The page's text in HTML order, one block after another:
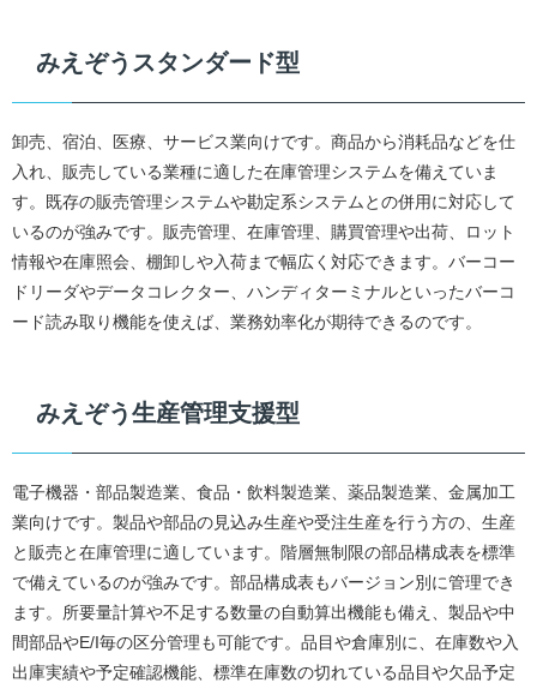
みえぞうスタンダード型
卸売、宿泊、医療、サービス業向けです。商品から消耗品などを仕
入れ、販売している業種に適した在庫管理システムを備えていま
す。既存の販売管理システムや勘定系システムとの併用に対応して
いるのが強みです。販売管理、在庫管理、購買管理や出荷、ロット
情報や在庫照会、棚卸しや入荷まで幅広く対応できます。バーコー
ドリーダやデータコレクター、ハンディターミナルといったバーコ
ード読み取り機能を使えば、業務効率化が期待できるのです。
みえぞう生産管理支援型
電子機器・部品製造業、食品・飲料製造業、薬品製造業、金属加工
業向けです。製品や部品の見込み生産や受注生産を行う方の、生産
と販売と在庫管理に適しています。階層無制限の部品構成表を標準
で備えているのが強みです。部品構成表もバージョン別に管理でき
ます。所要量計算や不足する数量の自動算出機能も備え、製品や中
間部品やE/I毎の区分管理も可能です。品目や倉庫別に、在庫数や入
出庫実績や予定確認機能、標準在庫数の切れている品目や欠品予定